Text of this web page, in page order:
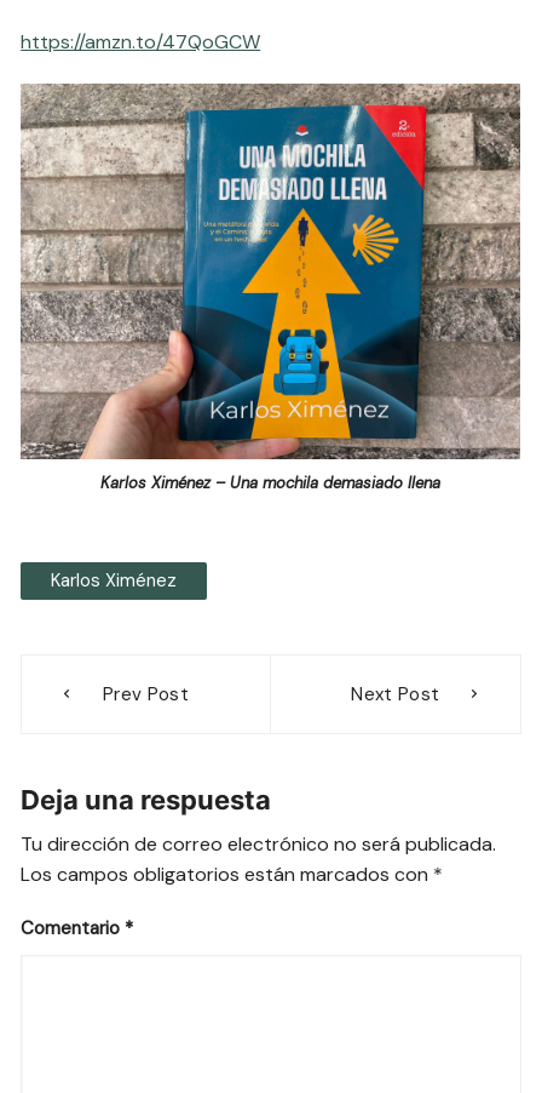
https://amzn.to/47QoGCW
Karlos Ximénez – Una mochila demasiado llena
Karlos Ximénez
Prev Post Next Post
Deja una respuesta
Tu dirección de correo electrónico no será publicada.
Los campos obligatorios están marcados con *
Comentario *